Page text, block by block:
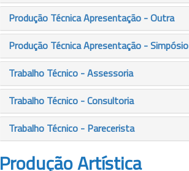
Produção Técnica Apresentação - Outra
Produção Técnica Apresentação - Simpósio
Trabalho Técnico - Assessoria
Trabalho Técnico - Consultoria
Trabalho Técnico - Parecerista
Produção Artística